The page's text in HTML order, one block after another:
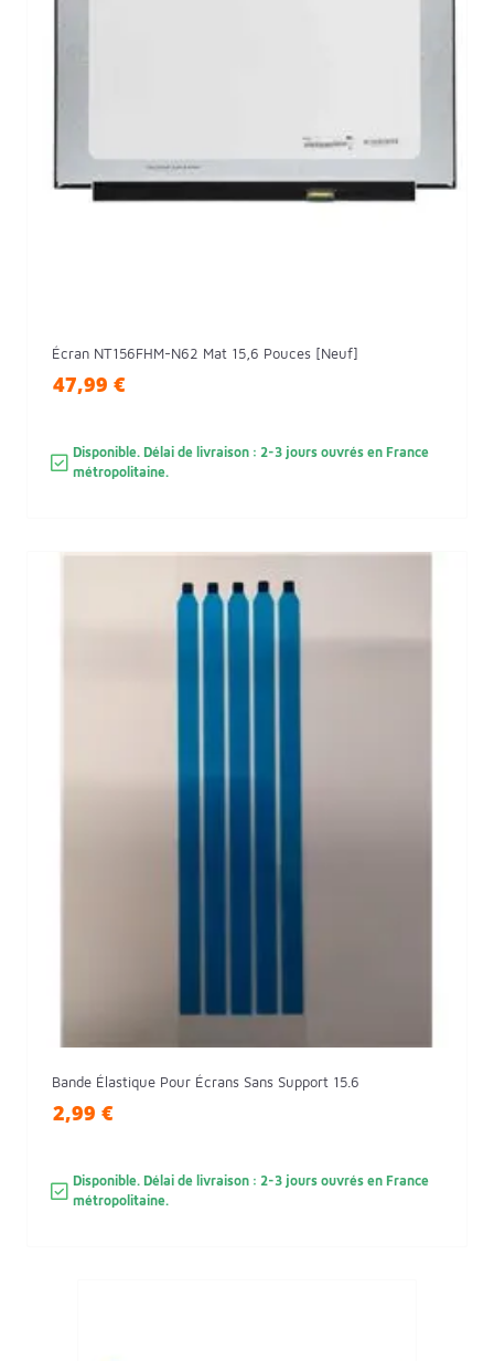
Écran NT156FHM-N62 Mat 15,6 Pouces [Neuf]
47,99 €
Disponible. Délai de livraison : 2-3 jours ouvrés en France
métropolitaine.
Bande Élastique Pour Écrans Sans Support 15.6
2,99 €
Disponible. Délai de livraison : 2-3 jours ouvrés en France
métropolitaine.